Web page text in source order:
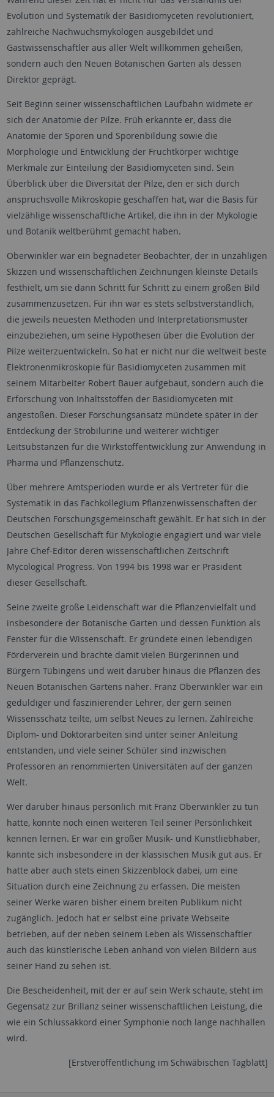
Evolution und Systematik der Basidiomyceten revolutioniert,
zahlreiche Nachwuchsmykologen ausgebildet und
Gastwissenschaftler aus aller Welt willkommen geheißen,
sondern auch den Neuen Botanischen Garten als dessen
Direktor geprägt.
Seit Beginn seiner wissenschaftlichen Laufbahn widmete er
sich der Anatomie der Pilze. Früh erkannte er, dass die
Anatomie der Sporen und Sporenbildung sowie die
Morphologie und Entwicklung der Fruchtkörper wichtige
Merkmale zur Einteilung der Basidiomyceten sind. Sein
Überblick über die Diversität der Pilze, den er sich durch
anspruchsvolle Mikroskopie geschaffen hat, war die Basis für
vielzählige wissenschaftliche Artikel, die ihn in der Mykologie
und Botanik weltberühmt gemacht haben.
Oberwinkler war ein begnadeter Beobachter, der in unzähligen
Skizzen und wissenschaftlichen Zeichnungen kleinste Details
festhielt, um sie dann Schritt für Schritt zu einem großen Bild
zusammenzusetzen. Für ihn war es stets selbstverständlich,
die jeweils neuesten Methoden und Interpretationsmuster
einzubeziehen, um seine Hypothesen über die Evolution der
Pilze weiterzuentwickeln. So hat er nicht nur die weltweit beste
Elektronenmikroskopie für Basidiomyceten zusammen mit
seinem Mitarbeiter Robert Bauer aufgebaut, sondern auch die
Erforschung von Inhaltsstoffen der Basidiomyceten mit
angestoßen. Dieser Forschungsansatz mündete später in der
Entdeckung der Strobilurine und weiterer wichtiger
Leitsubstanzen für die Wirkstoffentwicklung zur Anwendung in
Pharma und Pflanzenschutz.
Über mehrere Amtsperioden wurde er als Vertreter für die
Systematik in das Fachkollegium Pflanzenwissenschaften der
Deutschen Forschungsgemeinschaft gewählt. Er hat sich in der
Deutschen Gesellschaft für Mykologie engagiert und war viele
Jahre Chef-Editor deren wissenschaftlichen Zeitschrift
Mycological Progress. Von 1994 bis 1998 war er Präsident
dieser Gesellschaft.
Seine zweite große Leidenschaft war die Pflanzenvielfalt und
insbesondere der Botanische Garten und dessen Funktion als
Fenster für die Wissenschaft. Er gründete einen lebendigen
Förderverein und brachte damit vielen Bürgerinnen und
Bürgern Tübingens und weit darüber hinaus die Pflanzen des
Neuen Botanischen Gartens näher. Franz Oberwinkler war ein
geduldiger und faszinierender Lehrer, der gern seinen
Wissensschatz teilte, um selbst Neues zu lernen. Zahlreiche
Diplom- und Doktorarbeiten sind unter seiner Anleitung
entstanden, und viele seiner Schüler sind inzwischen
Professoren an renommierten Universitäten auf der ganzen
Welt.
Wer darüber hinaus persönlich mit Franz Oberwinkler zu tun
hatte, konnte noch einen weiteren Teil seiner Persönlichkeit
kennen lernen. Er war ein großer Musik- und Kunstliebhaber,
kannte sich insbesondere in der klassischen Musik gut aus. Er
hatte aber auch stets einen Skizzenblock dabei, um eine
Situation durch eine Zeichnung zu erfassen. Die meisten
seiner Werke waren bisher einem breiten Publikum nicht
zugänglich. Jedoch hat er selbst eine private Webseite
betrieben, auf der neben seinem Leben als Wissenschaftler
auch das künstlerische Leben anhand von vielen Bildern aus
seiner Hand zu sehen ist.
Die Bescheidenheit, mit der er auf sein Werk schaute, steht im
Gegensatz zur Brillanz seiner wissenschaftlichen Leistung, die
wie ein Schlussakkord einer Symphonie noch lange nachhallen
wird.
[Erstveröffentlichung im Schwäbischen Tagblatt]